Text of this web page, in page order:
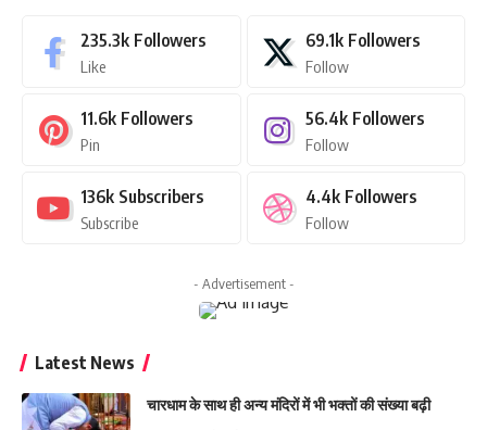
235.3k Followers
Like
69.1k Followers
Follow
11.6k Followers
Pin
56.4k Followers
Follow
136k Subscribers
Subscribe
4.4k Followers
Follow
- Advertisement -
Latest News
चारधाम के साथ ही अन्य मंदिरों में भी भक्तों की संख्या बढ़ी